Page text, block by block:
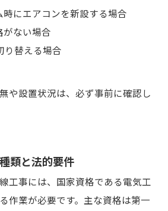
にエアコンを新設する場合
ない場合
り替える場合
や設置状況は、必ず事前に確認し
類と法的要件
工事には、国家資格である電気工
作業が必要です。主な資格は第一